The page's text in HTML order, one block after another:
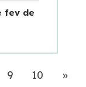
fev de
9 10 »